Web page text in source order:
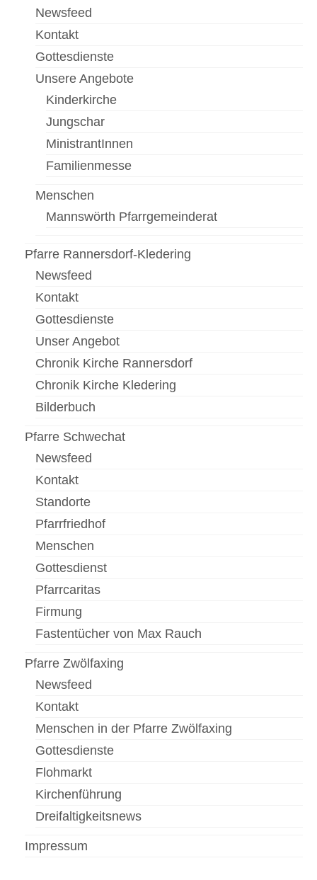
Newsfeed
Kontakt
Gottesdienste
Unsere Angebote
Kinderkirche
Jungschar
MinistrantInnen
Familienmesse
Menschen
Mannswörth Pfarrgemeinderat
Pfarre Rannersdorf-Kledering
Newsfeed
Kontakt
Gottesdienste
Unser Angebot
Chronik Kirche Rannersdorf
Chronik Kirche Kledering
Bilderbuch
Pfarre Schwechat
Newsfeed
Kontakt
Standorte
Pfarrfriedhof
Menschen
Gottesdienst
Pfarrcaritas
Firmung
Fastentücher von Max Rauch
Pfarre Zwölfaxing
Newsfeed
Kontakt
Menschen in der Pfarre Zwölfaxing
Gottesdienste
Flohmarkt
Kirchenführung
Dreifaltigkeitsnews
Impressum